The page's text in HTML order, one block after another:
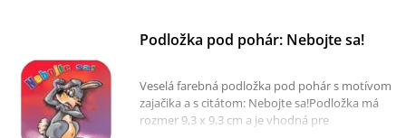
Podložka pod pohár: Nebojte sa!
Veselá farebná podložka pod pohár s motívom
zajačika a s citátom: Nebojte sa!Podložka má
rozmer 9,3 x 9,3 cm a je vhodná pre